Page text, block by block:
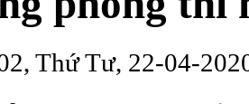
Thứ Tư, 22-04-